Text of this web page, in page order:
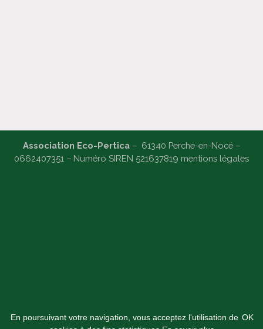
Association Eco-Pertica – 61340 Perche-en-Nocé –
0662407351 – Numéro SIREN 521637819 mentions légales
OK
En poursuivant votre navigation, vous acceptez l'utilisation de